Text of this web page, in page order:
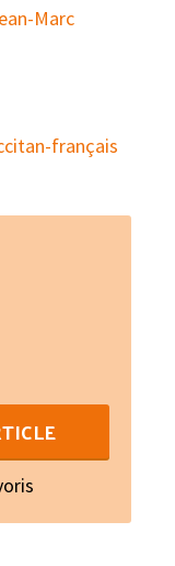
Marc
français